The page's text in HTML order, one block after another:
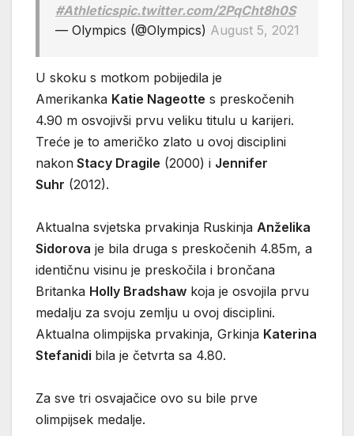
#Athleticspic.twitter.com/2PqCht8h0S
— Olympics (@Olympics) August 5, 2021
U skoku s motkom pobijedila je
Amerikanka Katie Nageotte s preskočenih
4.90 m osvojivši prvu veliku titulu u karijeri.
Treće je to američko zlato u ovoj disciplini
nakon Stacy Dragile (2000) i Jennifer
Suhr (2012).
Aktualna svjetska prvakinja Ruskinja Anželika
Sidorova je bila druga s preskočenih 4.85m, a
identičnu visinu je preskočila i brončana
Britanka Holly Bradshaw koja je osvojila prvu
medalju za svoju zemlju u ovoj disciplini.
Aktualna olimpijska prvakinja, Grkinja Katerina
Stefanidi bila je četvrta sa 4.80.
Za sve tri osvajačice ovo su bile prve
olimpijsek medalje.